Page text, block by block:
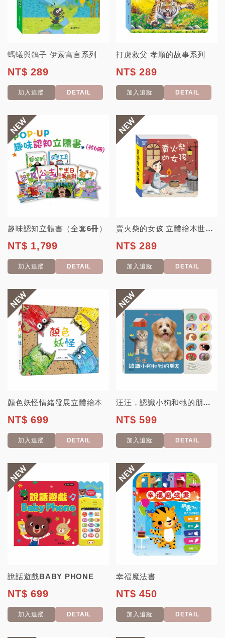
螞蟻與鴿子 伊索寓言系列
NT$ 289
加入追蹤 DETAIL
打虎救父 孝順的故事系列
NT$ 289
加入追蹤 DETAIL
趣味認知立體書（全套6冊）
NT$ 1,799
加入追蹤 DETAIL
賣火柴的女孩 立體繪本世界童話系列
NT$ 289
加入追蹤 DETAIL
顏色妖怪情緒發展立體繪本
NT$ 699
加入追蹤 DETAIL
汪汪，認識小狗和牠的朋友 觸摸有聲書
NT$ 599
加入追蹤 DETAIL
說話遊戲BABY PHONE
NT$ 699
加入追蹤 DETAIL
幸福魔法書
NT$ 450
加入追蹤 DETAIL